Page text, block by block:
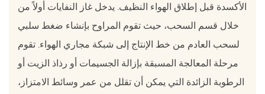
الأكسدة قبل إطلاق الهواء النظيف. يدخل غاز النفايات أولاً من
خلال قسم السحب، حيث تقوم المراوح بإنشاء ضغط سلبي
لسحب العادم من خط الإنتاج إلى شبكة مجاري الهواء. تقوم
مرحلة المعالجة المسبقة بإزالة الجسيمات أو رذاذ الزيت أو
الرطوبة الزائدة التي يمكن أن تقلل من عمر وسائط الامتزاز،